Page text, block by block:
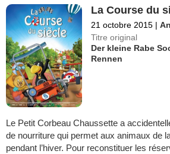
La Course du
21 octobre 2015 |
Titre original
Der kleine Rabe
Rennen
Le Petit Corbeau Chaussette a
de nourriture qui permet aux animaux de
pendant l’hiver. Pour reconstituer les